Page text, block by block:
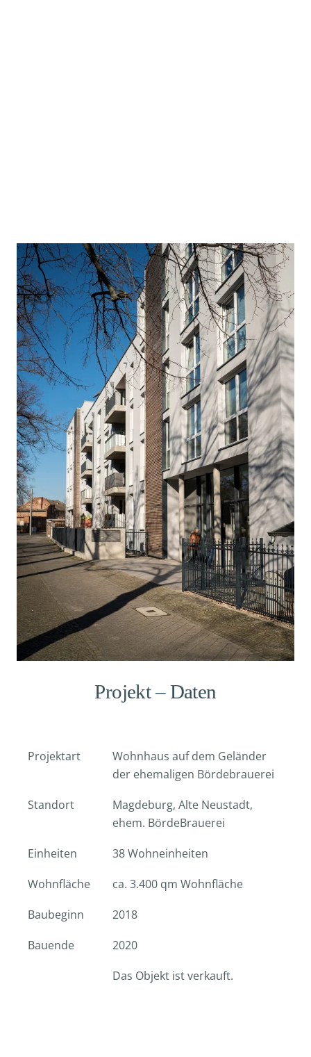
Projekt – Daten
Projektart
Wohnhaus auf dem Geländer
der ehemaligen Bördebrauerei
Standort
Magdeburg, Alte Neustadt,
ehem. BördeBrauerei
Einheiten
38 Wohneinheiten
Wohnfläche
ca. 3.400 qm Wohnfläche
Baubeginn
2018
Bauende
2020
Das Objekt ist verkauft.